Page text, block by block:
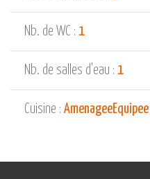
Nb. de WC : 1
Nb. de salles d'eau : 1
Cuisine : AmenageeEquipee